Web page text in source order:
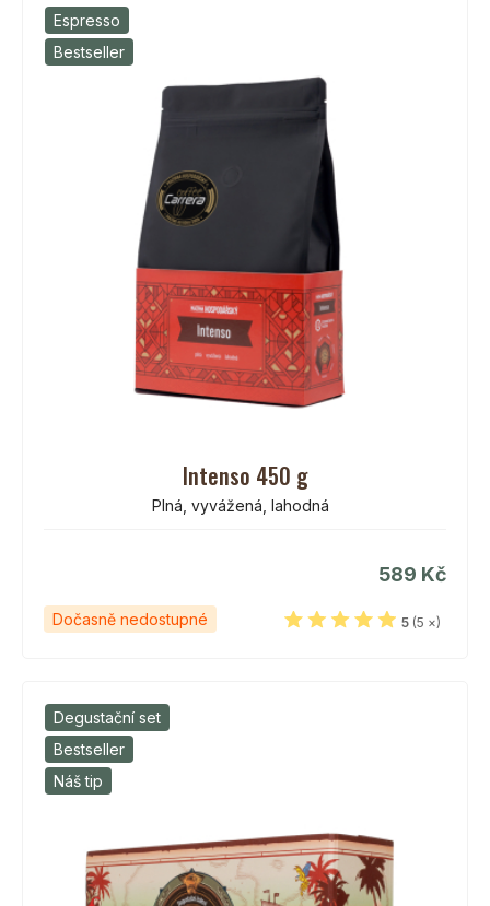
Espresso
Bestseller
Intenso 450 g
Plná, vyvážená, lahodná
589 Kč
Dočasně nedostupné 5 (5 ×)
Degustační set
Bestseller
Náš tip